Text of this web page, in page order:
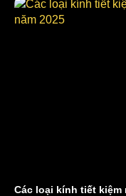
Các loại kính tiết